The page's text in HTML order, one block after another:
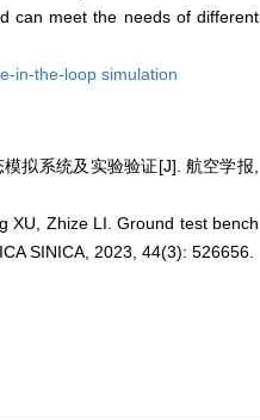
can meet the needs of different
in-the-loop simulation
拟系统及实验验证[J]. 航空学报,
XU, Zhize LI. Ground test bench
SINICA, 2023, 44(3): 526656.